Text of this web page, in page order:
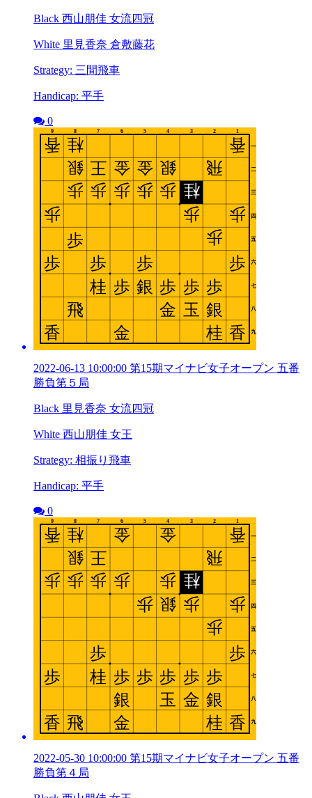
Black 西山朋佳 女流四冠
White 里見香奈 倉敷藤花
Strategy: 三間飛車
Handicap: 平手
0
2022-06-13 10:00:00 第15期マイナビ女子オープン 五番
勝負第５局
Black 里見香奈 女流四冠
White 西山朋佳 女王
Strategy: 相振り飛車
Handicap: 平手
0
2022-05-30 10:00:00 第15期マイナビ女子オープン 五番
勝負第４局